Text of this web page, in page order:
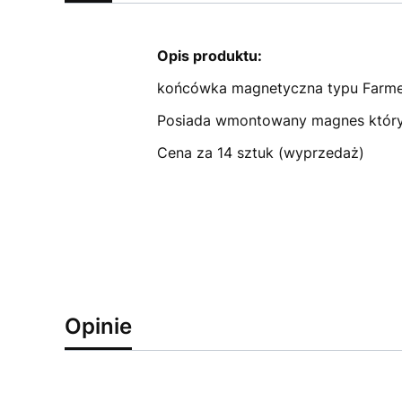
Opis produktu:
końcówka magnetyczna typu
Posiada wmontowany magnes
Cena za 14 sztuk (wyprzedaż)
Opinie